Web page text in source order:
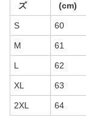
ズ
(cm)
S 60
M 61
L 62
XL 63
2XL 64